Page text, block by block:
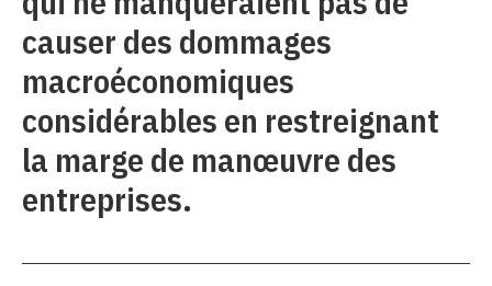
causer des dommages
macroéconomiques
considérables en restreignant
la marge de manœuvre des
entreprises.